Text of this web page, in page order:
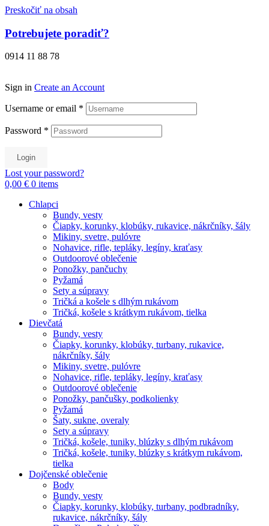
Preskočiť na obsah
Potrebujete poradiť?
0914 11 88 78
Sign in Create an Account
Username or email *
Password *
Login
Lost your password?
0,00 € 0 items
Chlapci
Bundy, vesty
Čiapky, korunky, klobúky, rukavice, nákrčníky, šály
Mikiny, svetre, pulóvre
Nohavice, rifle, tepláky, legíny, kraťasy
Outdoorové oblečenie
Ponožky, pančuchy
Pyžamá
Sety a súpravy
Tričká a košele s dlhým rukávom
Tričká, košele s krátkym rukávom, tielka
Dievčatá
Bundy, vesty
Čiapky, korunky, klobúky, turbany, rukavice,
nákrčníky, šály
Mikiny, svetre, pulóvre
Nohavice, rifle, tepláky, legíny, kraťasy
Outdoorové oblečenie
Ponožky, pančušky, podkolienky
Pyžamá
Šaty, sukne, overaly
Sety a súpravy
Tričká, košele, tuniky, blúzky s dlhým rukávom
Tričká, košele, tuniky, blúzky s krátkym rukávom,
tielka
Dojčenské oblečenie
Body
Bundy, vesty
Čiapky, korunky, klobúky, turbany, podbradníky,
rukavice, nákrčníky, šály